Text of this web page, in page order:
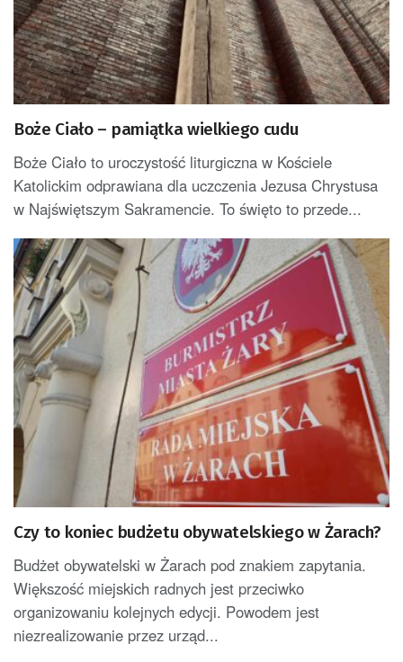
Boże Ciało – pamiątka wielkiego cudu
Boże Ciało to uroczystość liturgiczna w Kościele
Katolickim odprawiana dla uczczenia Jezusa Chrystusa
w Najświętszym Sakramencie. To święto to przede...
Czy to koniec budżetu obywatelskiego w Żarach?
Budżet obywatelski w Żarach pod znakiem zapytania.
Większość miejskich radnych jest przeciwko
organizowaniu kolejnych edycji. Powodem jest
niezrealizowanie przez urząd...